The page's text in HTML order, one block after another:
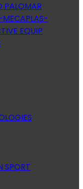
PALOMAR
EQUIP
SPORT